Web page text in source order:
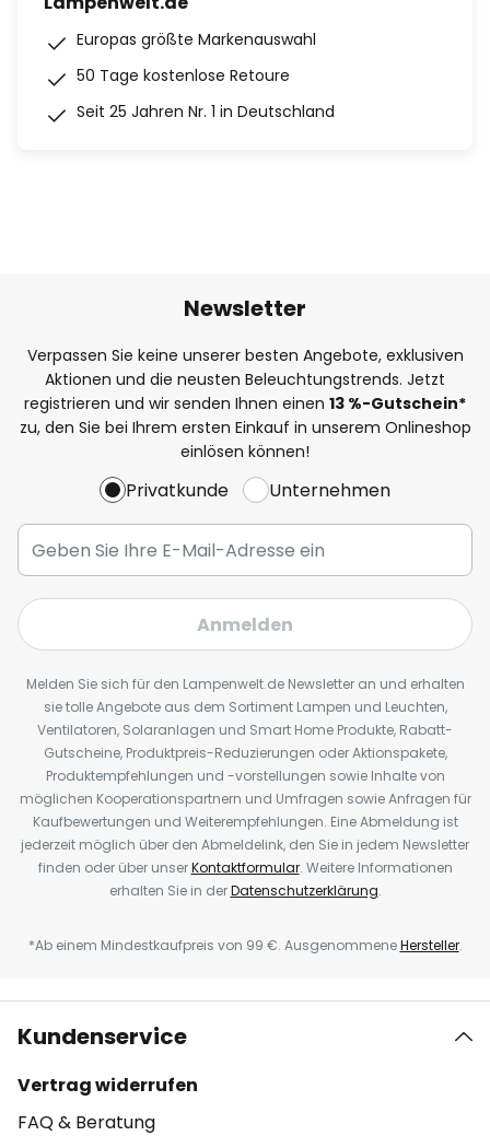
Europas größte Markenauswahl
50 Tage kostenlose Retoure
Seit 25 Jahren Nr. 1 in Deutschland
Newsletter
Verpassen Sie keine unserer besten Angebote, exklusiven
Aktionen und die neusten Beleuchtungstrends. Jetzt
registrieren und wir senden Ihnen einen 13 %-Gutschein*
zu, den Sie bei Ihrem ersten Einkauf in unserem Onlineshop
einlösen können!
Privatkunde Unternehmen
Anmelden
Melden Sie sich für den Lampenwelt.de Newsletter an und erhalten
sie tolle Angebote aus dem Sortiment Lampen und Leuchten,
Ventilatoren, Solaranlagen und Smart Home Produkte, Rabatt-
Gutscheine, Produktpreis-Reduzierungen oder Aktionspakete,
Produktempfehlungen und -vorstellungen sowie Inhalte von
möglichen Kooperationspartnern und Umfragen sowie Anfragen für
Kaufbewertungen und Weiterempfehlungen. Eine Abmeldung ist
jederzeit möglich über den Abmeldelink, den Sie in jedem Newsletter
finden oder über unserKontaktformular. Weitere Informationen
erhalten Sie in derDatenschutzerklärung.
*Ab einem Mindestkaufpreis von 99 €. AusgenommeneHersteller.
Kundenservice
Vertrag widerrufen
FAQ & Beratung